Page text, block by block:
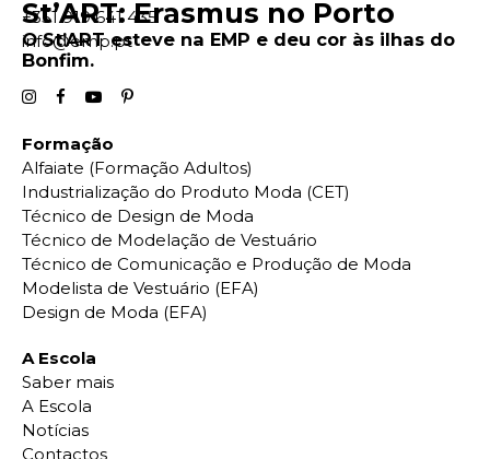
St’ART: Erasmus no Porto
O St’ART esteve na EMP e deu cor às ilhas do
Bonfim.
+351 919 641 435
info@emp.pt
Formação
Alfaiate (Formação Adultos)
Industrialização do Produto Moda (CET)
Técnico de Design de Moda
Técnico de Modelação de Vestuário
Técnico de Comunicação e Produção de Moda
Modelista de Vestuário (EFA)
Design de Moda (EFA)
A Escola
Saber mais
A Escola
Notícias
Contactos